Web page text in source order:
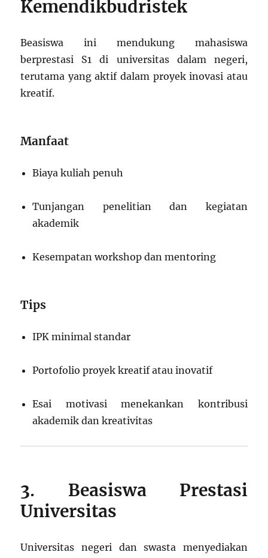
Kemendikbudristek
Beasiswa ini mendukung mahasiswa
berprestasi S1 di universitas dalam negeri,
terutama yang aktif dalam proyek inovasi atau
kreatif.
Manfaat
Biaya kuliah penuh
Tunjangan penelitian dan kegiatan
akademik
Kesempatan workshop dan mentoring
Tips
IPK minimal standar
Portofolio proyek kreatif atau inovatif
Esai motivasi menekankan kontribusi
akademik dan kreativitas
3. Beasiswa Prestasi
Universitas
Universitas negeri dan swasta menyediakan